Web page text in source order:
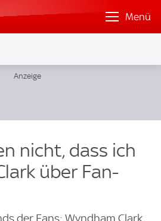
Menü
nicht, dass ich
über Fan-
der Fans: Wyndham Clark